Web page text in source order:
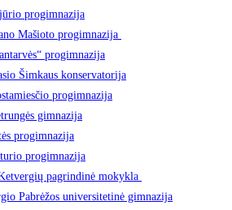
progimnazija
Mašioto progimnazija
progimnazija
Šimkaus konservatorija
progimnazija
gimnazija
progimnazija
progimnazija
pagrindinė mokykla
Pabrėžos universitetinė gimnazija